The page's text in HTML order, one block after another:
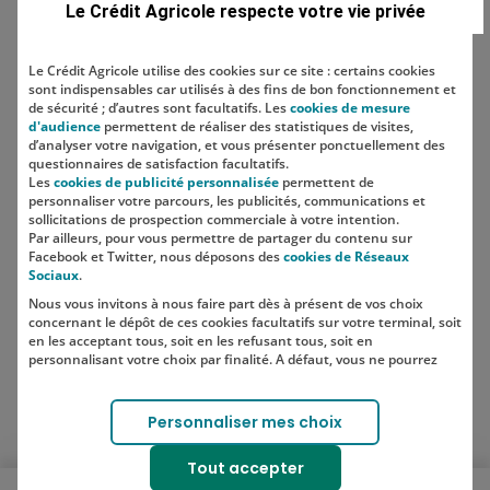
Localisation
SUIVEZ-NOUS SUR LES RÉSEAUX
SOCIAUX
Lien vers le compte Instagram
Lien vers le compte TikTok
Le Crédit Agricole respecte votre vie privée
Le Crédit Agricole utilise des cookies sur ce site : certains cookies
sont indispensables car utilisés à des fins de bon fonctionnement et
de sécurité ; d’autres sont facultatifs. Lescookies de mesure
d'audience permettent de réaliser des statistiques de visites,
d’analyser votre navigation, et vous présenter ponctuellement des
questionnaires de satisfaction facultatifs.
Lescookies de publicité personnalisée permettent de
personnaliser votre parcours, les publicités, communications et
sollicitations de prospection commerciale à votre intention.
Par ailleurs, pour vous permettre de partager du contenu sur
Facebook et Twitter, nous déposons descookies de Réseaux
Sociaux.
Nous vous invitons à nous faire part dès à présent de vos choix
concernant le dépôt de ces cookies facultatifs sur votre terminal, soit
en les acceptant tous, soit en les refusant tous, soit en
personnalisant votre choix par finalité. A défaut, vous ne pourrez
Votre choix est libre et peut être modifié à tout moment, en cliquant
sur le lien "Cookies", en bas de page.
Pour en savoir plus sur les responsables de traitement et les
finalités, cliquez sur "Personnaliser mes choix".
Personnaliser mes choix
Tout accepter